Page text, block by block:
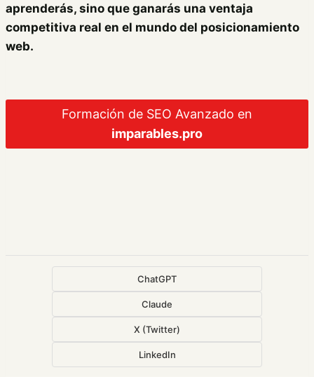
aprenderás, sino que ganarás una ventaja
competitiva real en el mundo del posicionamiento
web.
Formación de SEO Avanzado en
imparables.pro
ChatGPT
Claude
X (Twitter)
LinkedIn